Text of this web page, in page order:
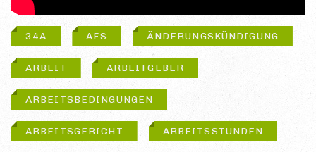
34A AFS ÄNDERUNGSKÜNDIGUNG
ARBEIT ARBEITGEBER
ARBEITSBEDINGUNGEN
ARBEITSGERICHT ARBEITSSTUNDEN